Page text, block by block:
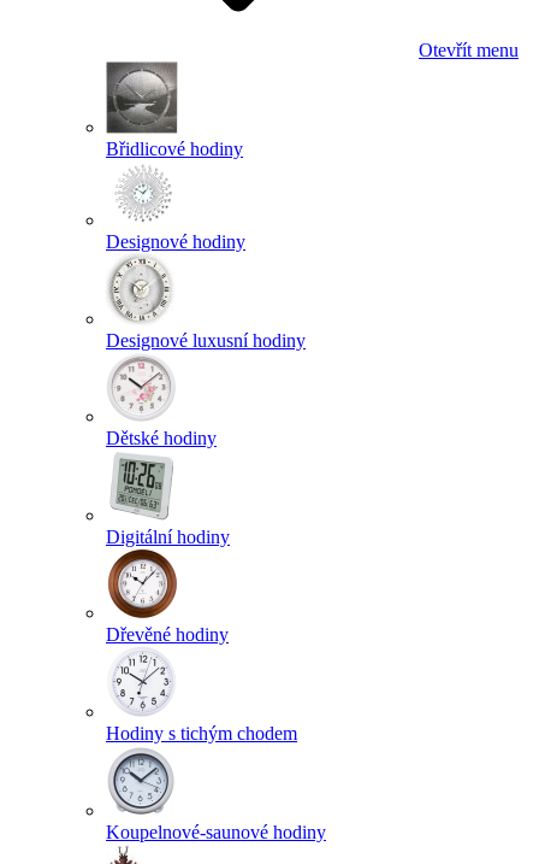
Otevřít menu
Břidlicové hodiny
Designové hodiny
Designové luxusní hodiny
Dětské hodiny
Digitální hodiny
Dřevěné hodiny
Hodiny s tichým chodem
Koupelnové-saunové hodiny